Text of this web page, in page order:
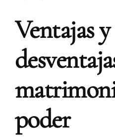
Ventajas y
poder